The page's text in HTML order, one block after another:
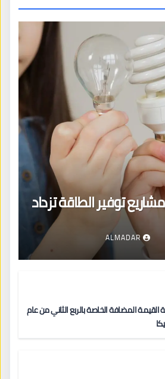
توفير الطاقة تزداد
ALMADAR
المضافة الخاصة بالربع الثاني من عام